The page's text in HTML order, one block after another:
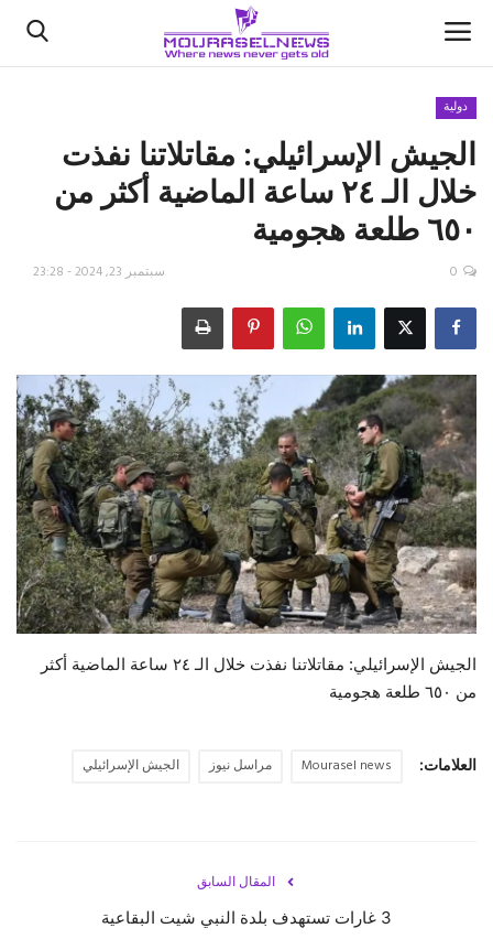
الأخبار
كتّابنا
السعودية
اقتصاد
علوم وتكنولوجيا
رياضة
فيديو
حياة
دولية
الجيش الإسرائيلي: مقاتلاتنا نفذت
خلال الـ ٢٤ ساعة الماضية أكثر من
٦٥٠ طلعة هجومية
سبتمبر 23, 2024 - 23:28 0
الجيش الإسرائيلي: مقاتلاتنا نفذت خلال الـ ٢٤ ساعة الماضية أكثر
من ٦٥٠ طلعة هجومية
العلامات: Mourasel news مراسل نيوز الجيش الإسرائيلي
المقال السابق
3 غارات تستهدف بلدة النبي شيت البقاعية